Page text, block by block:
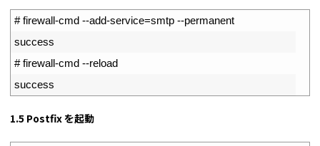
# firewall-cmd --add-service=smtp --permanent
success
# firewall-cmd --reload
success
1.5 Postfix を起動